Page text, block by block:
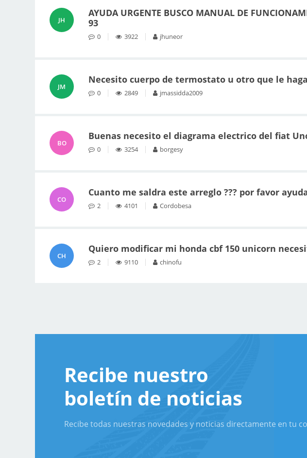
JH
AYUDA URGENTE BUSCO MANUAL DE
93
0 3922 jhuneor
JM
Necesito cuerpo de termostato u otro que le haga
0 2849 jmassidda2009
BO
Buenas necesito el diagrama electrico del fiat
0 3254 borgesy
CO
Cuanto me saldra este arreglo ??? por favor
2 4101 Cordobesa
CH
Quiero modificar mi honda cbf 150 unicorn
2 9110 chinofu
Recibe nuestro
boletín de noticias
Recibe todas nuestras novedades y noticias directamente en tu